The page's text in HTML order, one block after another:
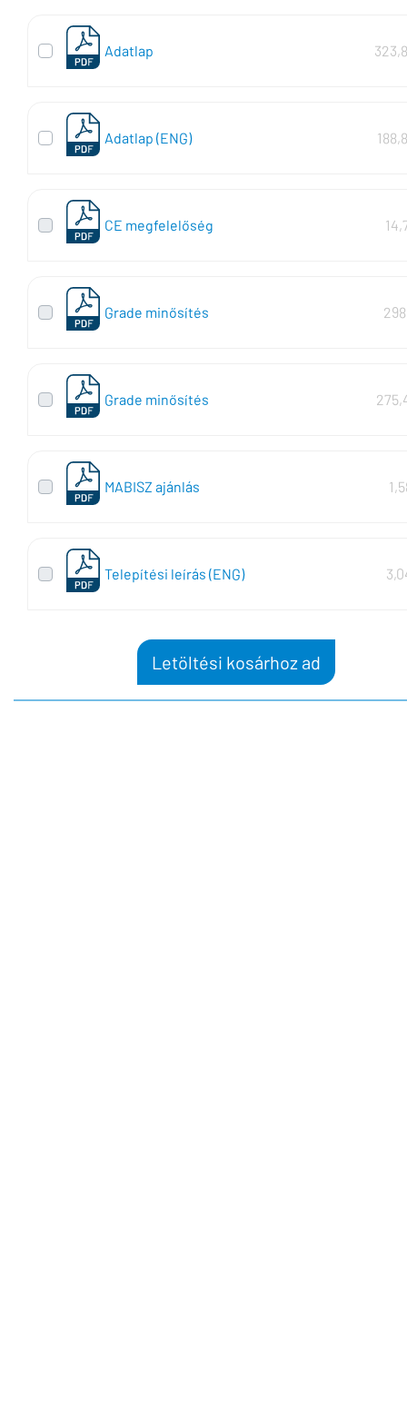
Adatlap
Adatlap (ENG)
CE megfelelőség
Grade minősítés
Grade minősítés
MABISZ ajánlás
Telepítési leírás (ENG)
Letöltési kosárhoz ad